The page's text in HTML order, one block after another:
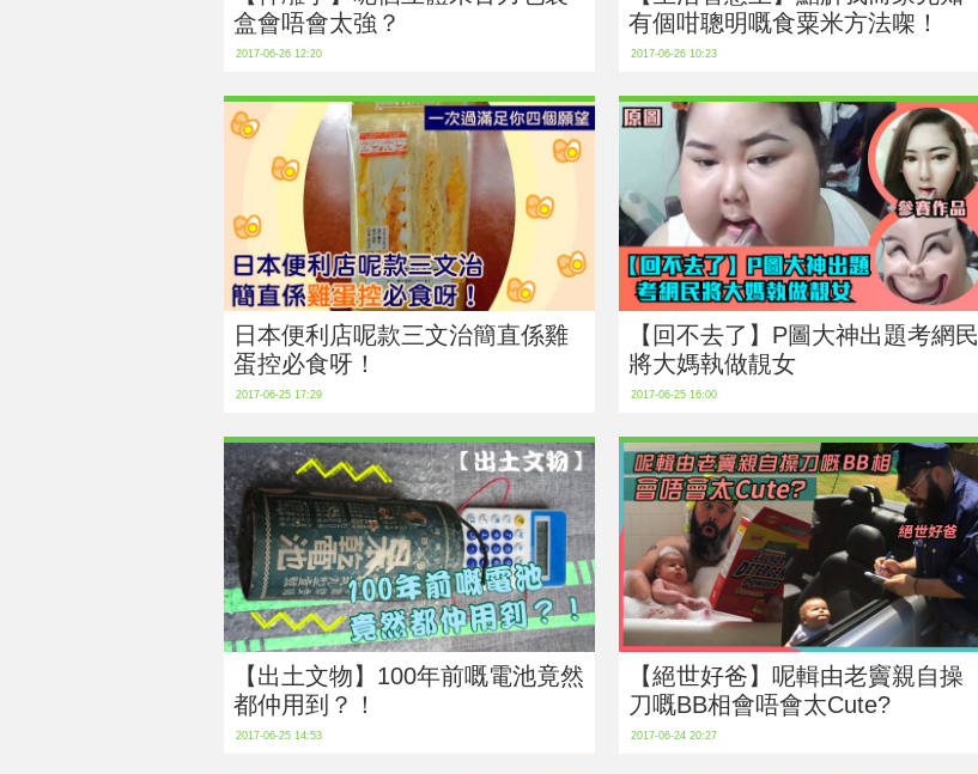
盒會唔會太強？
2017-06-26 12:20
有個咁聰明嘅食粟米方法㗎！
2017-06-26 10:23
日本便利店呢款三文治簡直係雞
蛋控必食呀！
2017-06-25 17:29
【回不去了】P圖大神出題考網民
將大媽執做靚女
2017-06-25 16:00
【出土文物】100年前嘅電池竟然
都仲用到？！
2017-06-25 14:53
【絕世好爸】呢輯由老竇親自操
刀嘅BB相會唔會太Cute?
2017-06-24 20:27